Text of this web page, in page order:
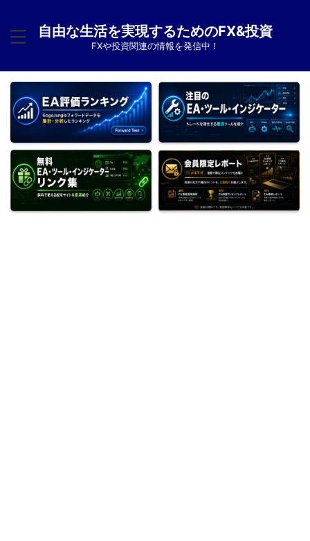
自由な生活を実現するためのFX&投資
FXや投資関連の情報を発信中！